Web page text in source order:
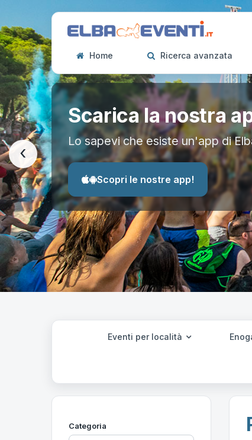
Home Ricerca avanzata
Scarica la nostra
Lo sapevi che esiste un'app di
Scopri le nostre app!
‹
Eventi per località
Categoria